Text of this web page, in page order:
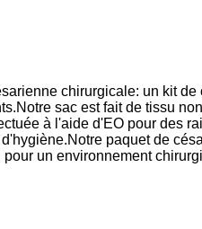
chirurgicale: un kit
sac est fait de tissu
à l'aide d'EO pour des
paquet de
un environnement